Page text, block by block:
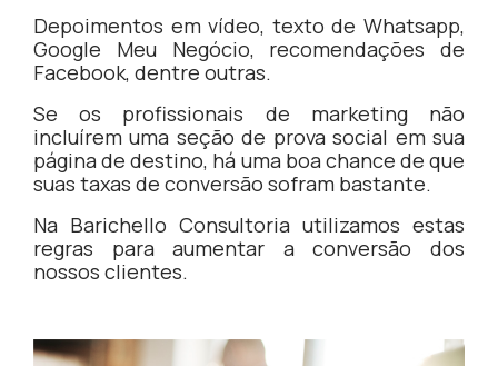
Depoimentos em vídeo, texto de Whatsapp,
Google Meu Negócio, recomendações de
Facebook, dentre outras.
Se os profissionais de marketing não
incluírem uma seção de prova social em sua
página de destino, há uma boa chance de que
suas taxas de conversão sofram bastante.
Na Barichello Consultoria utilizamos estas
regras para aumentar a conversão dos
nossos clientes.